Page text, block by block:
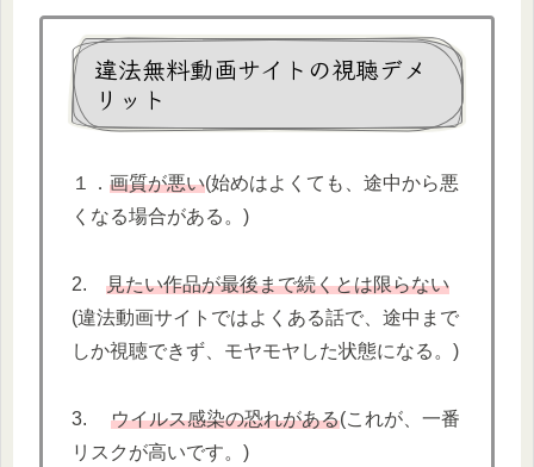
違法無料動画サイトの視聴デメ
リット
１． 画質が悪い(始めはよくても、途中から悪
くなる場合がある。)
2. 見たい作品が最後まで続くとは限らない
(違法動画サイトではよくある話で、途中まで
しか視聴できず、モヤモヤした状態になる。)
3. ウイルス感染の恐れがある(これが、一番
リスクが高いです。)